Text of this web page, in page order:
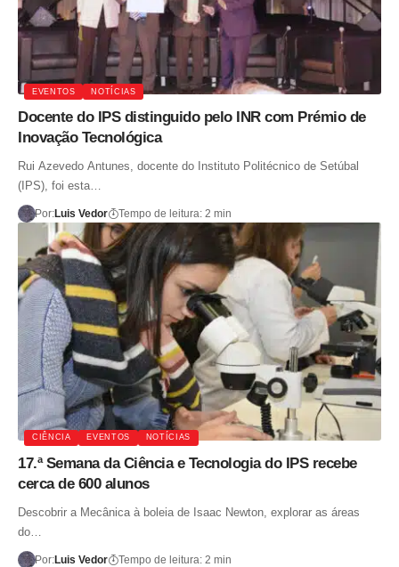
EVENTOS NOTÍCIAS
Docente do IPS distinguido pelo INR com Prémio de
Inovação Tecnológica
Rui Azevedo Antunes, docente do Instituto Politécnico de Setúbal
(IPS), foi esta…
Por:Luis Vedor Tempo de leitura: 2 min
CIÊNCIA EVENTOS NOTÍCIAS
17.ª Semana da Ciência e Tecnologia do IPS recebe
cerca de 600 alunos
Descobrir a Mecânica à boleia de Isaac Newton, explorar as áreas
do…
Por:Luis Vedor Tempo de leitura: 2 min